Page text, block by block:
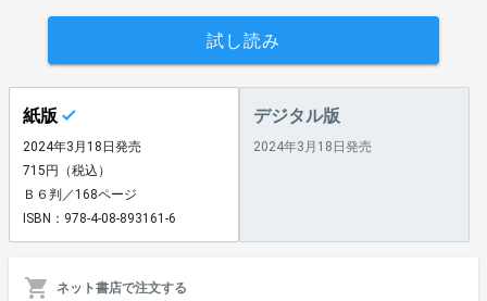
試し読み
紙版
2024年3月18日発売
715円（税込）
Ｂ６判／168ページ
ISBN：978-4-08-893161-6
デジタル版
2024年3月18日発売
ネット書店で注文する